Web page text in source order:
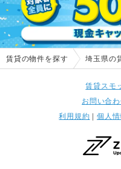
賃貸の物件を探す 埼玉県の
賃貸スモ
お問い合
利用規約 | 個人